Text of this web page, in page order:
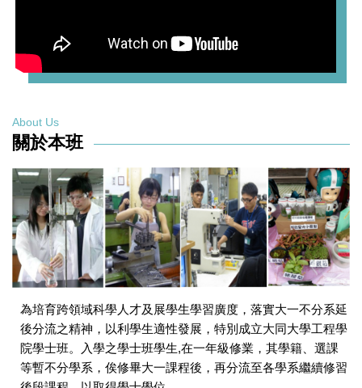
關於本班
About Us
為培育跨領域科學人才及展學生學習廣度，落實大一不分系延
後分流之精神，以利學生適性發展，特別成立大同大學工程學
院學士班。入學之學士班學生,在一年級修業，其學籍、選課
等暫不分學系，俟修畢大一課程後，再分流至各學系繼續修習